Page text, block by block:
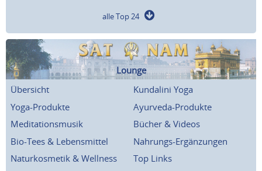
alle Top 24
Lounge
Übersicht
Kundalini Yoga
Yoga-Produkte
Ayurveda-Produkte
Meditationsmusik
Bücher & Videos
Bio-Tees & Lebensmittel
Nahrungs-Ergänzungen
Naturkosmetik & Wellness
Top Links